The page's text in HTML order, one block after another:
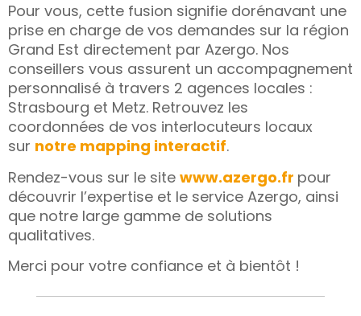
Pour vous, cette fusion signifie dorénavant une
prise en charge de vos demandes sur la région
Grand Est directement par Azergo. Nos
conseillers vous assurent un accompagnement
personnalisé à travers 2 agences locales :
Strasbourg et Metz. Retrouvez les
coordonnées de vos interlocuteurs locaux
sur notre mapping interactif.
Rendez-vous sur le site www.azergo.fr pour
découvrir l’expertise et le service Azergo, ainsi
que notre large gamme de solutions
qualitatives.
Merci pour votre confiance et à bientôt !